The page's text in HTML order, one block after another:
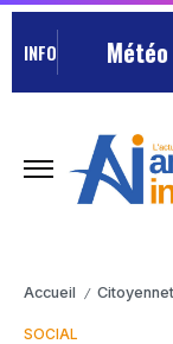
INFO Météo
Accueil /
SOCIAL